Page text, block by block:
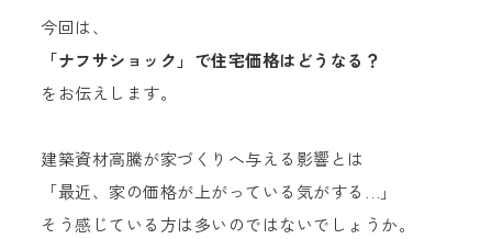
今回は、
「ナフサショック」で住宅価格はどうなる？
をお伝えします。
建築資材高騰が家づくりへ与える影響とは
「最近、家の価格が上がっている気がする…」
そう感じている方は多いのではないでしょうか。